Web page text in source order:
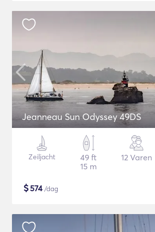
Jeanneau Sun Odyssey 49DS
Zeiljacht
49 ft
15 m
12 Varen
$574/dag